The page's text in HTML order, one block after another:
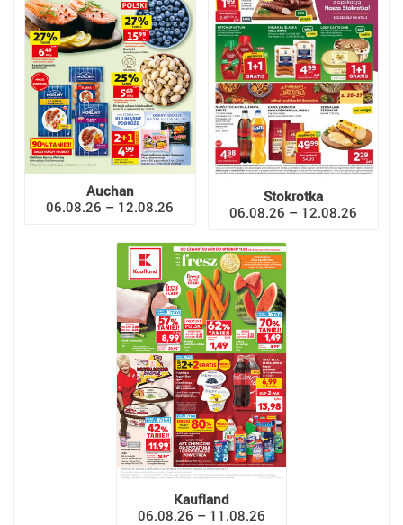
Auchan
06.08.26 – 12.08.26
Stokrotka
06.08.26 – 12.08.26
Kaufland
06.08.26 – 11.08.26